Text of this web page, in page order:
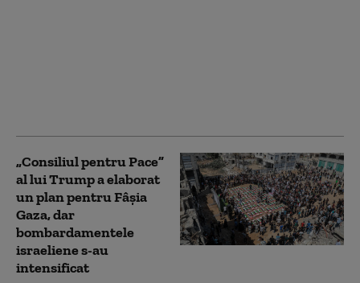
„Consiliul pentru Pace”
al lui Trump a elaborat
un plan pentru Fâșia
Gaza, dar
bombardamentele
israeliene s-au
intensificat